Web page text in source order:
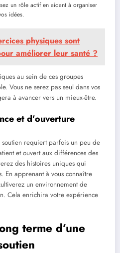
un rôle actif en aidant à organiser
idées.
physiques sont
améliorer leur santé ?
au sein de ces groupes
Vous ne serez pas seul dans vos
à avancer vers un mieux-être.
et d’ouverture
requiert parfois un peu de
et ouvert aux différences des
des histoires uniques qui
En apprenant à vous connaître
un environnement de
Cela enrichira votre expérience
terme d’une